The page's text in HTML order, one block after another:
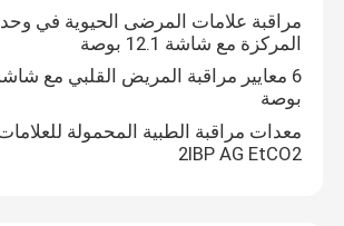
مراقبة علامات المرضى الحيوية في وحدة
المركزة مع شاشة 12.1 بوصة
بوصة
معدات مراقبة الطبية المحمولة
2IBP AG EtCO2